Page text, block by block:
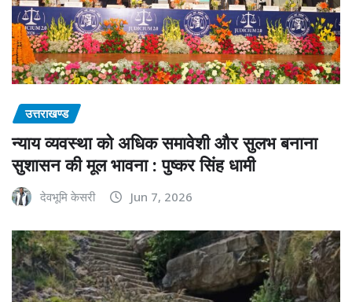
उत्तराखण्ड
न्याय व्यवस्था को अधिक समावेशी और सुलभ बनाना
सुशासन की मूल भावना : पुष्कर सिंह धामी
देवभूमि केसरी Jun 7, 2026